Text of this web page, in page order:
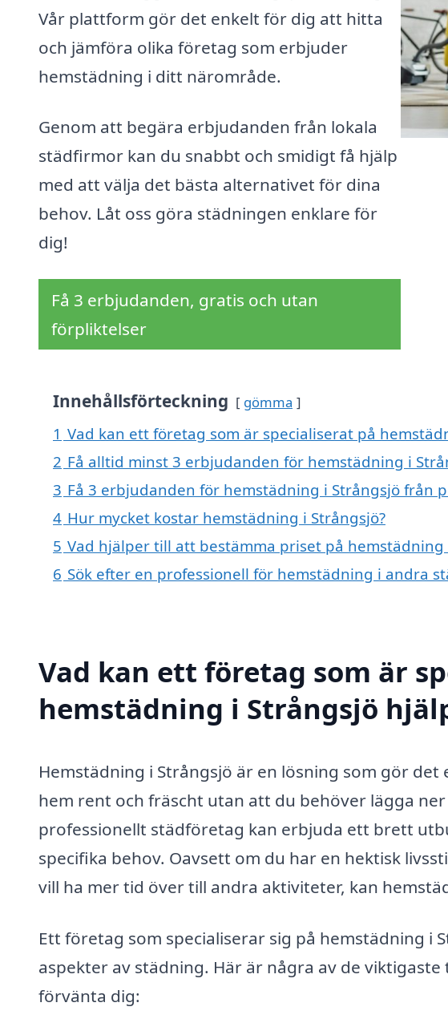
Vår plattform gör det enkelt för dig att hitta
och jämföra olika företag som erbjuder
hemstädning i ditt närområde.
Genom att begära erbjudanden från lokala
städfirmor kan du snabbt och smidigt få hjälp
med att välja det bästa alternativet för dina
behov. Låt oss göra städningen enklare för
dig!
Få 3 erbjudanden, gratis och utan
förpliktelser
Innehållsförteckning gömma
1 Vad kan ett företag som är specialiserat på
2 Få alltid minst 3 erbjudanden för hemstädning i
3 Få 3 erbjudanden för hemstädning i Strångsjö från
4 Hur mycket kostar hemstädning i Strångsjö?
5 Vad hjälper till att bestämma priset på hemstädning
6 Sök efter en professionell för hemstädning i andra
Vad kan ett företag som är
hemstädning i Strångsjö
Hemstädning i Strångsjö är en lösning som gör
hem rent och fräscht utan att du behöver lägga
professionellt städföretag kan erbjuda ett brett
specifika behov. Oavsett om du har en hektisk
vill ha mer tid över till andra aktiviteter, kan
Ett företag som specialiserar sig på hemstädning i
aspekter av städning. Här är några av de
förvänta dig: